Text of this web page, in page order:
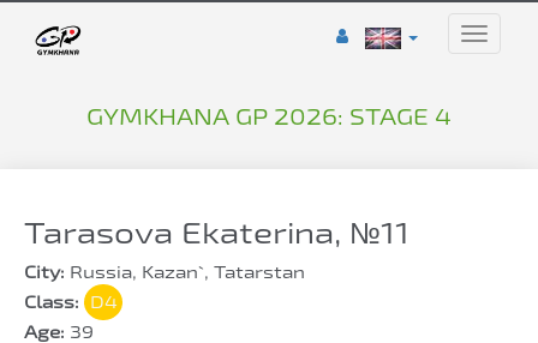
Toggle
GYMKHANA GP 2026: STAGE 4
Tarasova Ekaterina, №11
City: Russia, Kazan`, Tatarstan
Class:
D4
Age: 39